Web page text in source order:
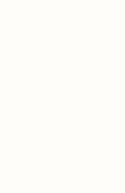
jaoks